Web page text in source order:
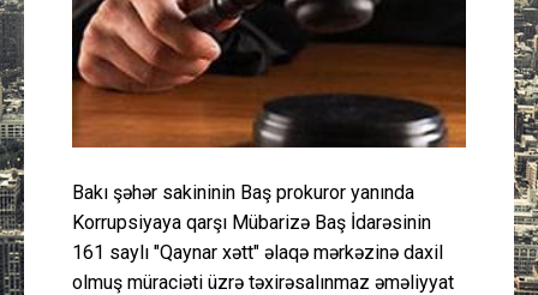
Mədəniyyət
Layihə
Gündəm
Bakı şəhər sakininin Baş prokuror yanında
Korrupsiyaya qarşı Mübarizə Baş İdarəsinin
161 saylı "Qaynar xətt" əlaqə mərkəzinə daxil
olmuş müraciəti üzrə təxirəsalınmaz əməliyyat